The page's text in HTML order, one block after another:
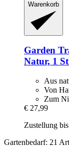
Warenkorb
Garden
Natur, 1
Aus
Von
Zum
€ 27,99
Zustellung
Gartenbedarf: 21